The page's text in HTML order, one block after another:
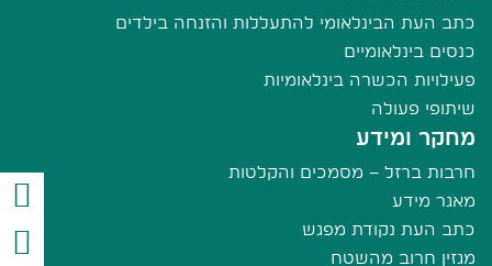
כתב העת הבינלאומי להתעללות והזנחה בילדים
כנסים בינלאומיים
פעילויות הכשרה בינלאומיות
שיתופי פעולה
מחקר ומידע
חרבות ברזל – מסמכים והקלטות
מאגר מידע
כתב העת נקודת מפגש
מגזין חרוב מהשטח